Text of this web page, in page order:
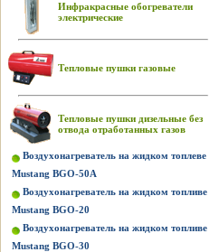
Инфракрасные обогреватели
электрические
Тепловые пушки газовые
Тепловые пушки дизельные без
отвода отработанных газов
Воздухонагреватель на жидком топлеве
Mustang BGO-50A
Воздухонагреватель на жидком топливе
Mustang BGO-20
Воздухонагреватель на жидком топливе
Mustang BGO-30